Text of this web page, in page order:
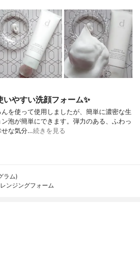
やすい洗顔フォーム✨
を使って使用しましたが、簡単に濃密な生
泡が簡単にできます。弾力のある、ふわっ
せな気分…続きを見る
ラム)
ンジングフォーム